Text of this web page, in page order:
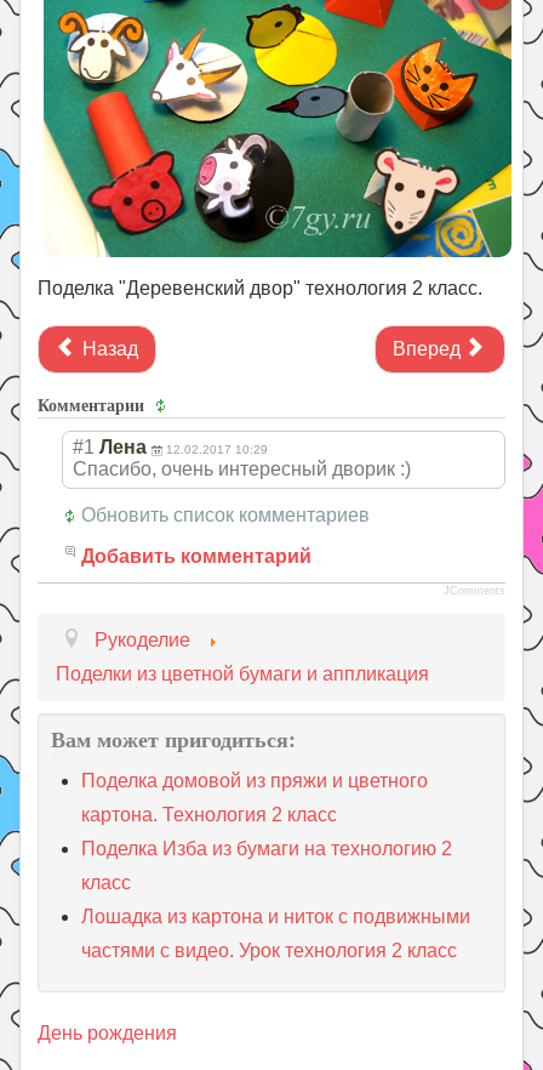
Поделка "Деревенский двор" технология 2 класс.
Назад Вперед
Комментарии
#1 Лена 12.02.2017 10:29
Спасибо, очень интересный дворик :)
Обновить список комментариев
Добавить комментарий
JComments
Рукоделие
Поделки из цветной бумаги и аппликация
Вам может пригодиться:
Поделка домовой из пряжи и цветного
картона. Технология 2 класс
Поделка Изба из бумаги на технологию 2
класс
Лошадка из картона и ниток с подвижными
частями с видео. Урок технология 2 класс
День рождения